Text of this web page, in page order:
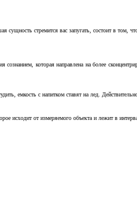
сущность стремится вас запугать, состоит в том,
которая направлена на более
емкость с напитком ставят на лед.
исходит от измеряемого объекта и лежит в